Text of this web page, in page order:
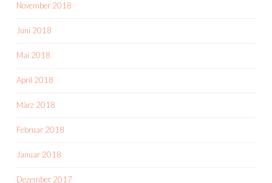
November 2018
Juni 2018
Mai 2018
April 2018
März 2018
Februar 2018
Januar 2018
Dezember 2017